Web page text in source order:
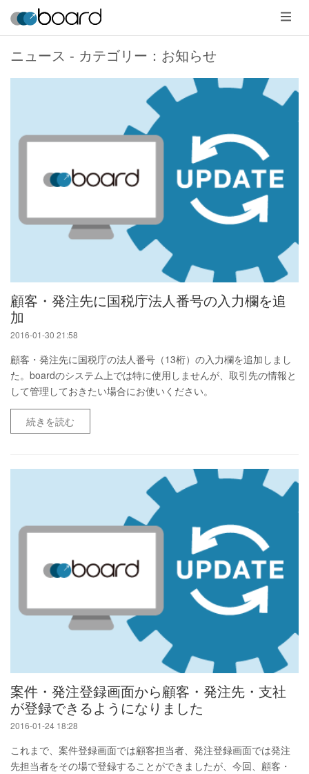
メ
ニ
ュ
ー
ニュース - カテゴリー：お知らせ
顧客・発注先に国税庁法人番号の入力欄を追
加
2016-01-30 21:58
顧客・発注先に国税庁の法人番号（13桁）の入力欄を追加しまし
た。boardのシステム上では特に使用しませんが、取引先の情報と
して管理しておきたい場合にお使いください。
続きを読む
案件・発注登録画面から顧客・発注先・支社
が登録できるようになりました
2016-01-24 18:28
これまで、案件登録画面では顧客担当者、発注登録画面では発注
先担当者をその場で登録することができましたが、今回、顧客・